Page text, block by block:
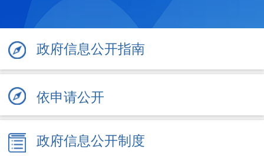
政府信息公开指南
依申请公开
政府信息公开制度